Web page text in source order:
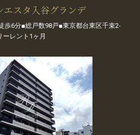
エスタ入谷グランデ
歩6分■総戸数98戸■東京都台東区千束2-
ーレント1ヶ月